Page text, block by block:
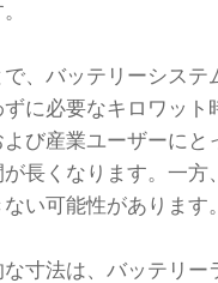
、バッテリーシス
に必要なキロワッ
び産業ユーザーに
長くなります。一
い可能性があります。
寸法は、バッテリ